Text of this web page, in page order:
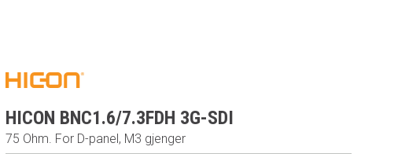
HICON BNC1.6/7.3FDH 3G-SDI
75 Ohm. For D-panel, M3 gjenger